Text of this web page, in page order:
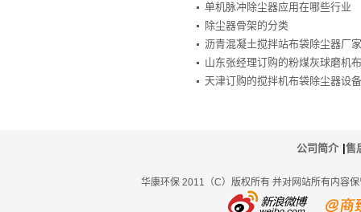
单机脉冲除尘器应用在哪些行业
除尘器骨架的分类
沥青混凝土搅拌站布袋除尘器厂
山东张经理订购的粉煤灰球磨机
天津订购的搅拌机布袋除尘器设
公司简介 售
华康环保 2011（C）版权所有 并对网站所有内容